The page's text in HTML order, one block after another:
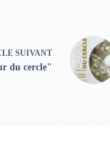
SUIVANT
du cercle"